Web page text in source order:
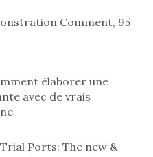
Comment, 95
élaborer une
avec de vrais
Ports: The new &